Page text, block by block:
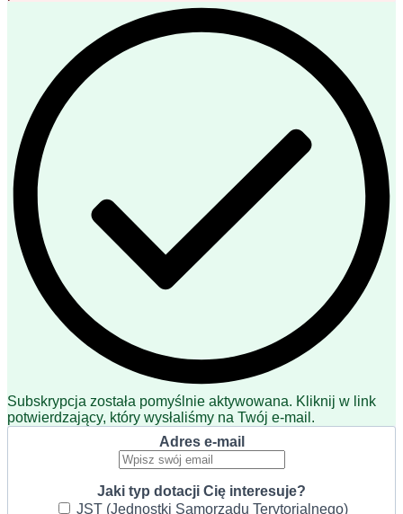
Subskrypcja została pomyślnie aktywowana. Kliknij w link
potwierdzający, który wysłaliśmy na Twój e-mail.
Adres e-mail
Jaki typ dotacji Cię interesuje?
JST (Jednostki Samorządu Terytorialnego)